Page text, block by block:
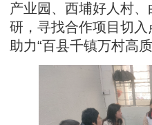
产业园、西埔好人村
研，寻找合作项目切入
助力“百县千镇万村高